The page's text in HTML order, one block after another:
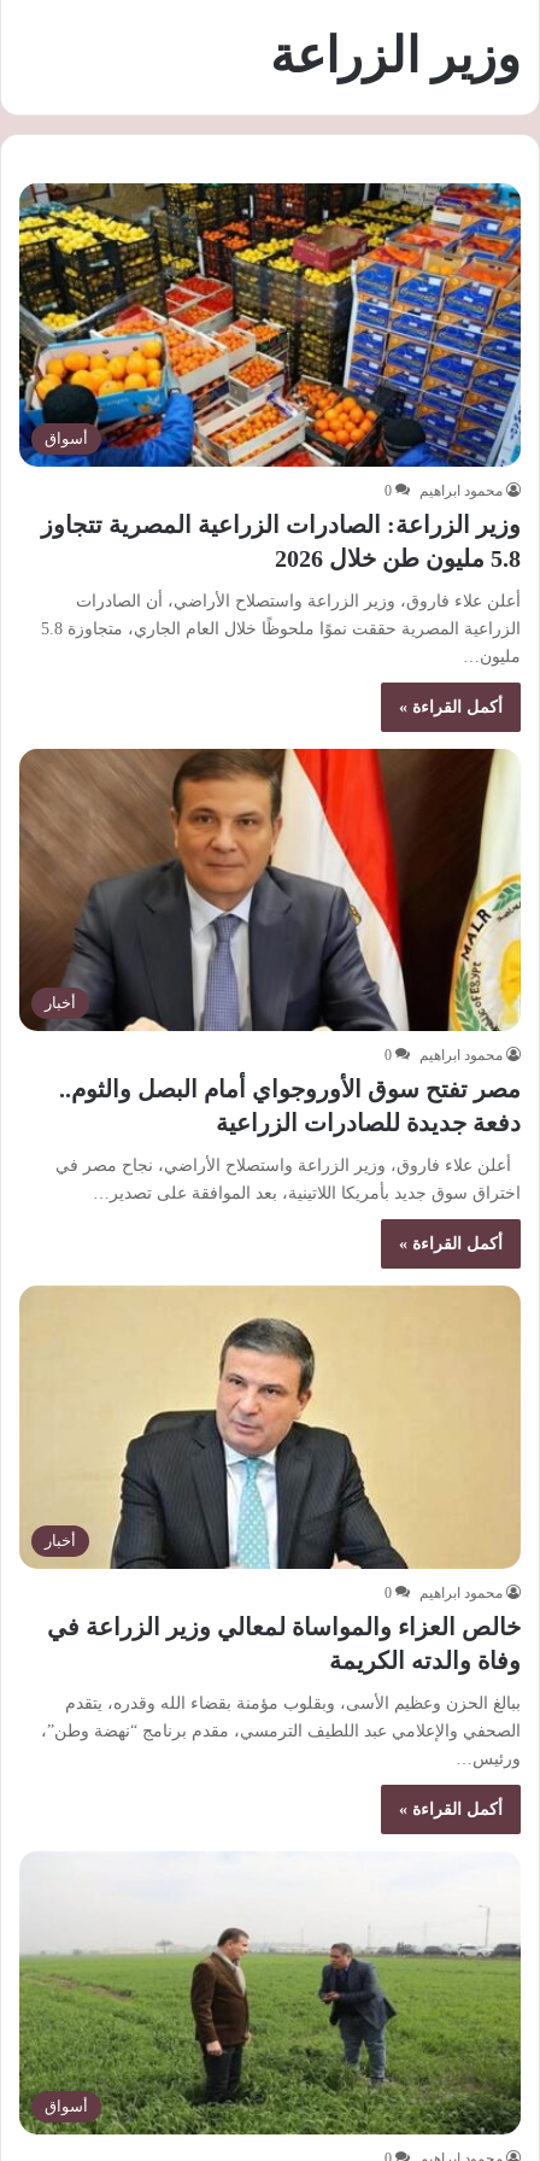
وزير الزراعة
أسواق
محمود ابراهيم 0
وزير الزراعة: الصادرات الزراعية المصرية تتجاوز
5.8 مليون طن خلال 2026
أعلن علاء فاروق، وزير الزراعة واستصلاح الأراضي، أن الصادرات
الزراعية المصرية حققت نموًا ملحوظًا خلال العام الجاري، متجاوزة 5.8
مليون…
أكمل القراءة »
أخبار
محمود ابراهيم 0
مصر تفتح سوق الأوروجواي أمام البصل والثوم..
دفعة جديدة للصادرات الزراعية
أعلن علاء فاروق، وزير الزراعة واستصلاح الأراضي، نجاح مصر في
اختراق سوق جديد بأمريكا اللاتينية، بعد الموافقة على تصدير…
أكمل القراءة »
أخبار
محمود ابراهيم 0
خالص العزاء والمواساة لمعالي وزير الزراعة في
وفاة والدته الكريمة
ببالغ الحزن وعظيم الأسى، وبقلوب مؤمنة بقضاء الله وقدره، يتقدم
الصحفي والإعلامي عبد اللطيف الترمسي، مقدم برنامج “نهضة وطن”،
ورئيس…
أكمل القراءة »
أسواق